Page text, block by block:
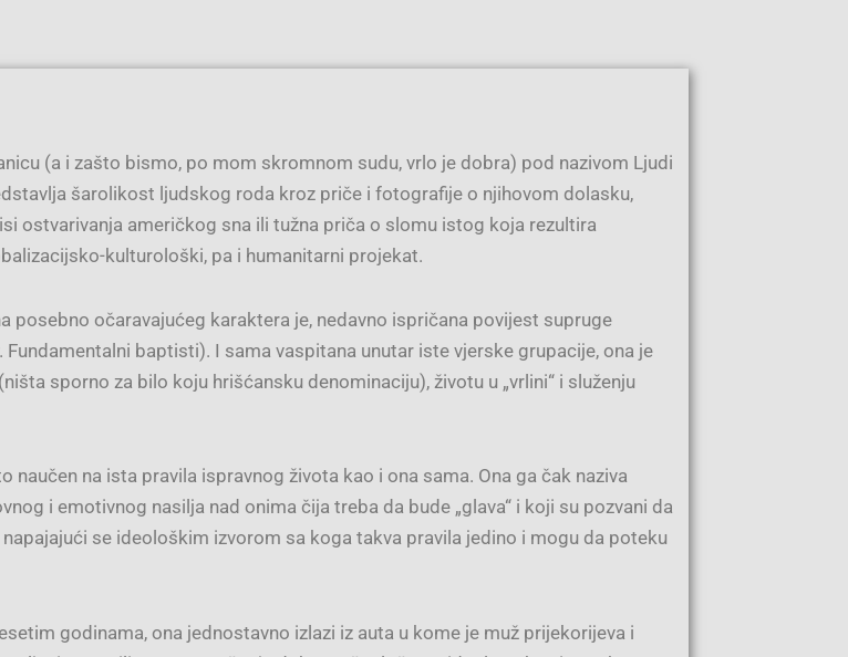
(a i zašto bismo, po mom skromnom sudu, vrlo je dobra) pod nazivom Ljudi
šarolikost ljudskog roda kroz priče i fotografije o njihovom dolasku,
ostvarivanja američkog sna ili tužna priča o slomu istog koja rezultira
kulturološki, pa i humanitarni projekat.
posebno očaravajućeg karaktera je, nedavno ispričana povijest supruge
baptisti). I sama vaspitana unutar iste vjerske grupacije, ona je
sporno za bilo koju hrišćansku denominaciju), životu u „vrlini“ i služenju
na ista pravila ispravnog života kao i ona sama. Ona ga čak naziva
i emotivnog nasilja nad onima čija treba da bude „glava“ i koji su pozvani da
se ideološkim izvorom sa koga takva pravila jedino i mogu da poteku
godinama, ona jednostavno izlazi iz auta u kome je muž prijekorijeva i